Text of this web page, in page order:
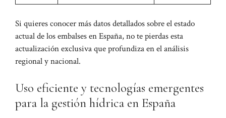
Si quieres conocer más datos detallados sobre elestado
actual de los embalses en España, no te pierdas esta
actualización exclusiva que profundiza en el análisis
regional y nacional.
Uso eficiente y tecnologías emergentes
para la gestión hídrica en España